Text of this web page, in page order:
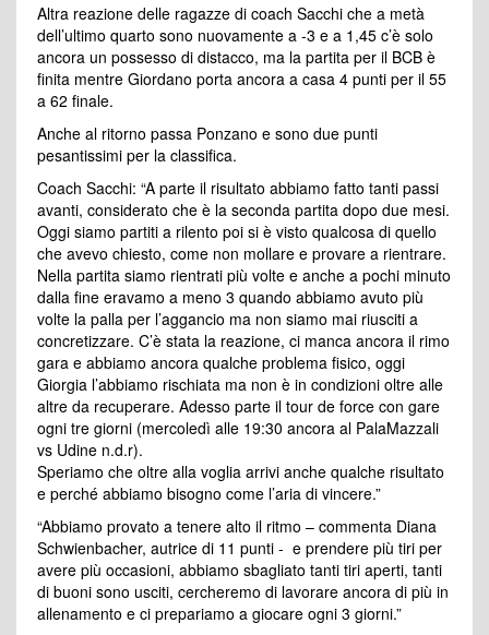
Altra reazione delle ragazze di coach Sacchi che a metà
dell’ultimo quarto sono nuovamente a -3 e a 1,45 c’è solo
ancora un possesso di distacco, ma la partita per il BCB è
finita mentre Giordano porta ancora a casa 4 punti per il 55
a 62 finale.
Anche al ritorno passa Ponzano e sono due punti
pesantissimi per la classifica.
Coach Sacchi: “A parte il risultato abbiamo fatto tanti passi
avanti, considerato che è la seconda partita dopo due mesi.
Oggi siamo partiti a rilento poi si è visto qualcosa di quello
che avevo chiesto, come non mollare e provare a rientrare.
Nella partita siamo rientrati più volte e anche a pochi minuto
dalla fine eravamo a meno 3 quando abbiamo avuto più
volte la palla per l’aggancio ma non siamo mai riusciti a
concretizzare. C’è stata la reazione, ci manca ancora il rimo
gara e abbiamo ancora qualche problema fisico, oggi
Giorgia l’abbiamo rischiata ma non è in condizioni oltre alle
altre da recuperare. Adesso parte il tour de force con gare
ogni tre giorni (mercoledì alle 19:30 ancora al PalaMazzali
vs Udine n.d.r).
Speriamo che oltre alla voglia arrivi anche qualche risultato
e perché abbiamo bisogno come l’aria di vincere.”
“Abbiamo provato a tenere alto il ritmo – commenta Diana
Schwienbacher, autrice di 11 punti - e prendere più tiri per
avere più occasioni, abbiamo sbagliato tanti tiri aperti, tanti
di buoni sono usciti, cercheremo di lavorare ancora di più in
allenamento e ci prepariamo a giocare ogni 3 giorni.”